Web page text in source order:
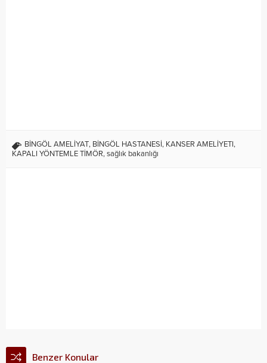
BİNGÖL AMELİYAT, BİNGÖL HASTANESİ, KANSER AMELİYETI,
KAPALI YÖNTEMLE TİMÖR,sağlık bakanlığı
Benzer Konular